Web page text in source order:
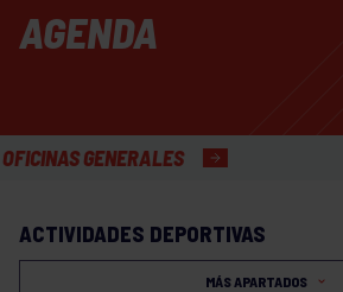
AGENDA
GENERALES
ACTIVIDADES DEPORTIVAS
MÁS APARTADOS